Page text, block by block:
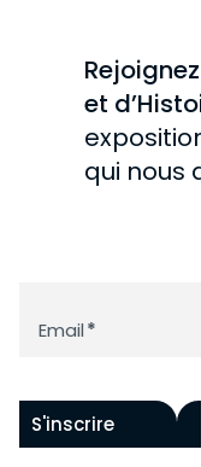
PARTICULIERS
SCOLAIRES
GROUPES
EN COURS
À VENIR
PASSÉES
COLLECTION
HISTOIRE DE LA
COLLECTION EN
CHÂTEAU DE
DEVENIR MÉCÈNE
et
qui nous
Email*
S'inscrire